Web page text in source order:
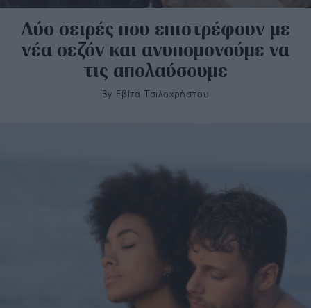
Δύο σειρές που επιστρέφουν με
νέα σεζόν και ανυπομονούμε να
τις απολαύσουμε
By Εβίτα Τσιλοχρήστου